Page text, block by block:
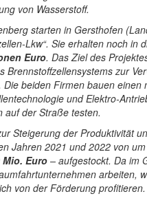
von Wasserstoff.
starten in Gersthofen
Lkw“. Sie erhalten noch in
Euro. Das Ziel des
Brennstoffzellensystems zur
beiden Firmen bauen einen
und Elektro-
auf der Straße testen.
Steigerung der Produktivität
Jahren 2021 und 2022 von
Euro – aufgestockt. Da im
arbeiten,
von der Förderung profitieren.